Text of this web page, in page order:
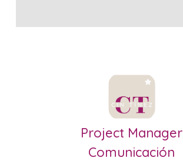
Project Manager
Comunicación